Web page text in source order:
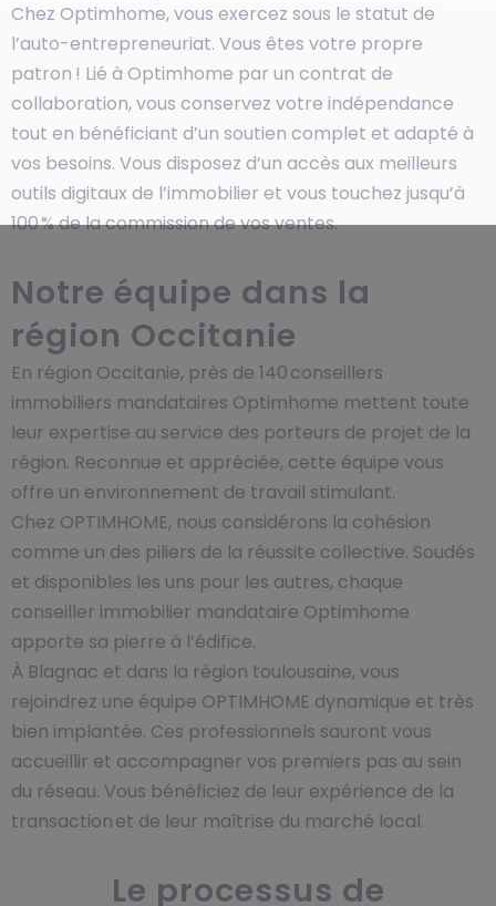
Chez Optimhome, vous exercez sous le statut de
l’auto-entrepreneuriat. Vous êtes votre propre
patron ! Lié à Optimhome par un contrat de
collaboration, vous conservez votre indépendance
tout en bénéficiant d’un soutien complet et adapté à
vos besoins. Vous disposez d’un accès aux meilleurs
outils digitaux de l’immobilier et vous touchez jusqu’à
100 % de la commission de vos ventes.
Notre équipe dans la
région Occitanie
En région Occitanie, près de 140 conseillers
immobiliers mandataires Optimhome mettent toute
leur expertise au service des porteurs de projet de la
région. Reconnue et appréciée, cette équipe vous
offre un environnement de travail stimulant.
Chez OPTIMHOME, nous considérons la cohésion
comme un des piliers de la réussite collective. Soudés
et disponibles les uns pour les autres, chaque
conseiller immobilier mandataire Optimhome
apporte sa pierre à l’édifice.
À Blagnac et dans la région toulousaine, vous
rejoindrez une équipe OPTIMHOME dynamique et très
bien implantée. Ces professionnels sauront vous
accueillir et accompagner vos premiers pas au sein
du réseau. Vous bénéficiez de leur expérience de la
transaction et de leur maîtrise du marché local.
Le processus de